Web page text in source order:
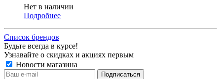
Нет в наличии
Подробнее
Список брендов
Будьте всегда в курсе!
Узнавайте о скидках и акциях первым
Новости магазина